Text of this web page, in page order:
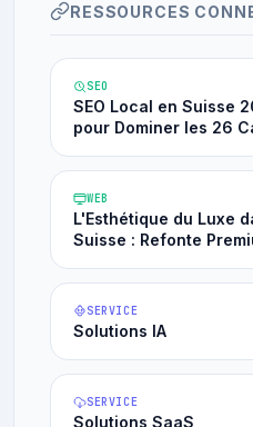
RESSOURCES
SEO
SEO Local en Suisse
pour Dominer les 26
WEB
L'Esthétique du Luxe
Suisse : Refonte
SERVICE
Solutions IA
SERVICE
Solutions SaaS